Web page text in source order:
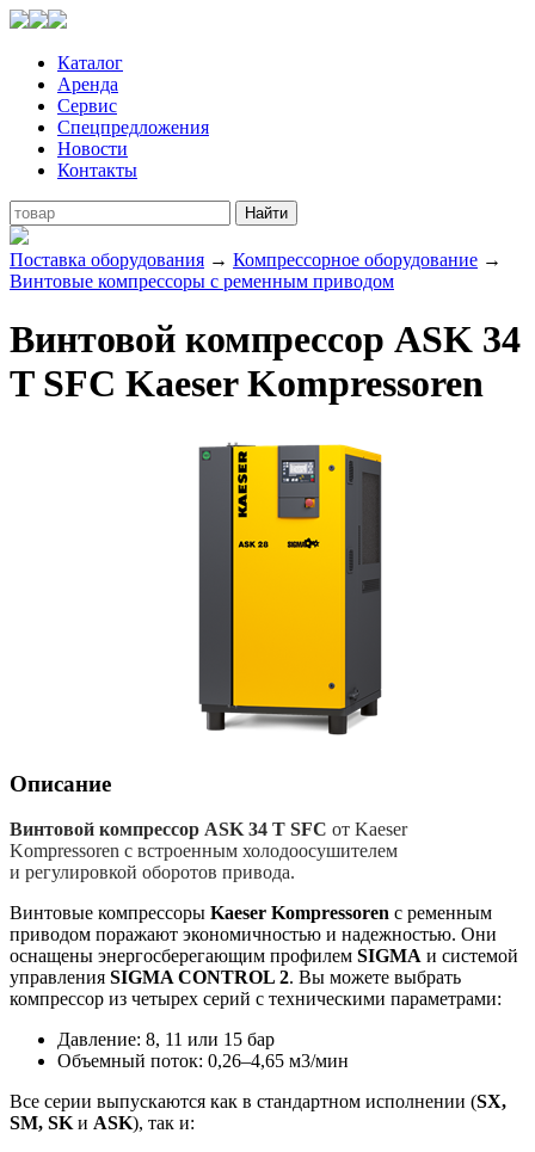
Каталог
Аренда
Сервис
Спецпредложения
Новости
Контакты
Поставка оборудования → Компрессорное оборудование →
Винтовые компрессоры с ременным приводом
Винтовой компрессор ASK 34
T SFC Kaeser Kompressoren
Описание
Винтовой компрессор ASK 34 T SFC от Kaeser
Kompressoren с встроенным холодоосушителем
и регулировкой оборотов привода.
Винтовые компрессоры Kaeser Kompressoren с ременным
приводом поражают экономичностью и надежностью. Они
оснащены энергосберегающим профилем SIGMA и системой
управления SIGMA CONTROL 2. Вы можете выбрать
компрессор из четырех серий с техническими параметрами:
Давление: 8, 11 или 15 бар
Объемный поток: 0,26–4,65 м3/мин
Все серии выпускаются как в стандартном исполнении (SX,
SM, SK и ASK), так и: